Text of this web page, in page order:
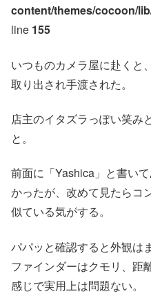
content/themes/cocoon/
line 155
いつものカメラ屋に赴くと
取り出され手渡された。
店主のイタズラっぽい笑み
と。
前面に「Yashica」と書い
かったが、改めて見たらコ
似ている気がする。
パパッと確認すると外観は
ファインダーはクモリ、距
感じで実用上は問題ない。